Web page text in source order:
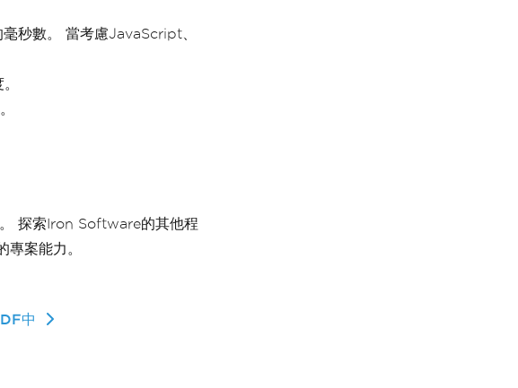
秒數。 當考慮JavaScript、
。 探索Iron Software的其他程
專案能力。
中